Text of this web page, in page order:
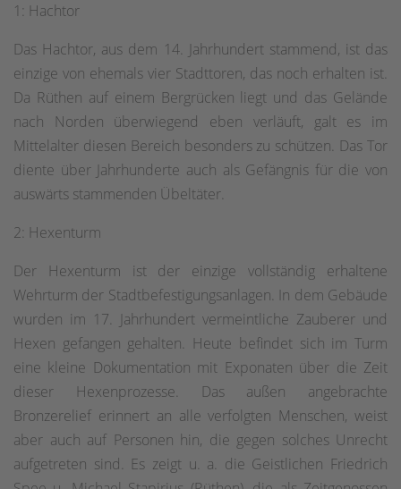
1: Hachtor
Das Hachtor, aus dem 14. Jahrhundert stammend, ist das
einzige von ehemals vier Stadttoren, das noch erhalten ist.
Da Rüthen auf einem Bergrücken liegt und das Gelände
nach Norden überwiegend eben verläuft, galt es im
Mittelalter diesen Bereich besonders zu schützen. Das Tor
diente über Jahrhunderte auch als Gefängnis für die von
auswärts stammenden Übeltäter.
2: Hexenturm
Der Hexenturm ist der einzige vollständig erhaltene
Wehrturm der Stadtbefestigungsanlagen. In dem Gebäude
wurden im 17. Jahrhundert vermeintliche Zauberer und
Hexen gefangen gehalten. Heute befindet sich im Turm
eine kleine Dokumentation mit Exponaten über die Zeit
dieser Hexenprozesse. Das außen angebrachte
Bronzerelief erinnert an alle verfolgten Menschen, weist
aber auch auf Personen hin, die gegen solches Unrecht
aufgetreten sind. Es zeigt u. a. die Geistlichen Friedrich